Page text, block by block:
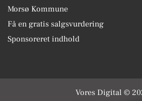
Morsø Kommune
Få en gratis salgsvurdering
Sponsoreret indhold
Vores Digital ©